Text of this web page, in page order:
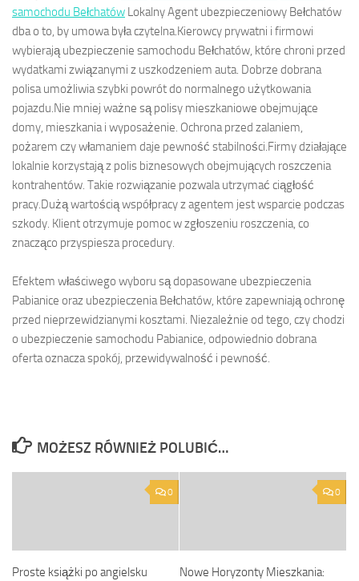
samochodu Bełchatów Lokalny Agent ubezpieczeniowy Bełchatów
dba o to, by umowa była czytelna.Kierowcy prywatni i firmowi
wybierają ubezpieczenie samochodu Bełchatów, które chroni przed
wydatkami związanymi z uszkodzeniem auta. Dobrze dobrana
polisa umożliwia szybki powrót do normalnego użytkowania
pojazdu.Nie mniej ważne są polisy mieszkaniowe obejmujące
domy, mieszkania i wyposażenie. Ochrona przed zalaniem,
pożarem czy włamaniem daje pewność stabilności.Firmy działające
lokalnie korzystają z polis biznesowych obejmujących roszczenia
kontrahentów. Takie rozwiązanie pozwala utrzymać ciągłość
pracy.Dużą wartością współpracy z agentem jest wsparcie podczas
szkody. Klient otrzymuje pomoc w zgłoszeniu roszczenia, co
znacząco przyspiesza procedury.
Efektem właściwego wyboru są dopasowane ubezpieczenia
Pabianice oraz ubezpieczenia Bełchatów, które zapewniają ochronę
przed nieprzewidzianymi kosztami. Niezależnie od tego, czy chodzi
o ubezpieczenie samochodu Pabianice, odpowiednio dobrana
oferta oznacza spokój, przewidywalność i pewność.
MOŻESZ RÓWNIEŻ POLUBIĆ…
0
Proste książki po angielsku
0
Nowe Horyzonty Mieszkania: